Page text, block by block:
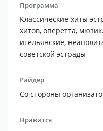
Программа
Классические хиты
хитов, оперетта,
ительянские,
советской эстрады
Райдер
Со стороны
Нравится